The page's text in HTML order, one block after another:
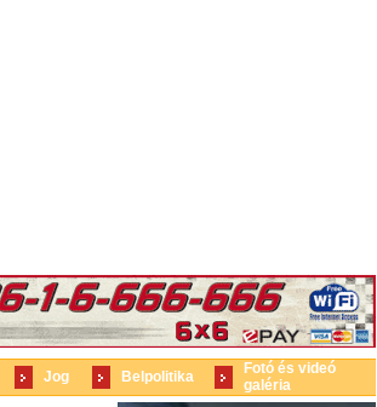
Jog Belpolitika
Fotó és videó
galéria